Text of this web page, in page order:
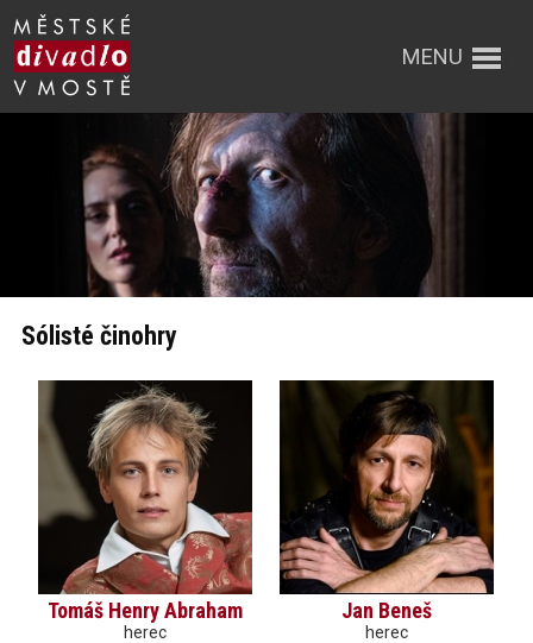
MENU
Sólisté činohry
Tomáš Henry Abraham
herec
Jan Beneš
herec